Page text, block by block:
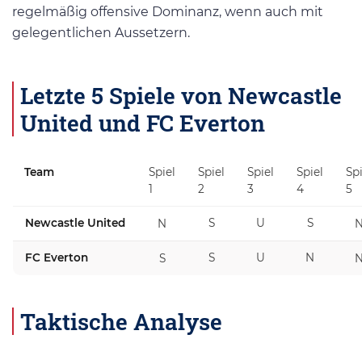
regelmäßig offensive Dominanz, wenn auch mit
gelegentlichen Aussetzern.
Letzte 5 Spiele von Newcastle
United und FC Everton
Team
Spiel
1
Spiel
2
Spiel
3
Spiel
4
5
Newcastle United N S U S
FC Everton S S U N
Taktische Analyse